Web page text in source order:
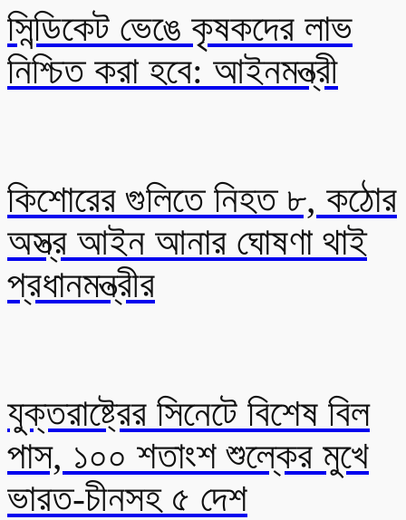
সিন্ডিকেট ভেঙে কৃষকদের লাভ
নিশ্চিত করা হবে: আইনমন্ত্রী
কিশোরের গুলিতে নিহত ৮, কঠোর
অস্ত্র আইন আনার ঘোষণা থাই
প্রধানমন্ত্রীর
যুক্তরাষ্ট্রের সিনেটে বিশেষ বিল
পাস, ১০০ শতাংশ শুল্কের মুখে
ভারত-চীনসহ ৫ দেশ